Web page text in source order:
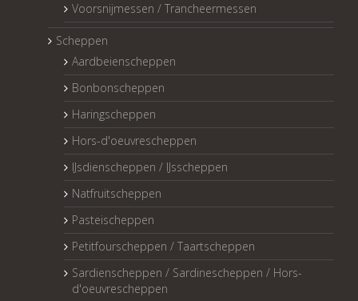
Voorsnijmessen / Trancheermessen
Scheppen
Aardbeienscheppen
Bonbonscheppen
Haringscheppen
Hors-d'oeuvrescheppen
IJsdienscheppen / IJsscheppen
Natfruitscheppen
Pasteischeppen
Petitfourscheppen / Taartscheppen
Sardienscheppen / Sardinescheppen / Hors-
d'oeuvrescheppen